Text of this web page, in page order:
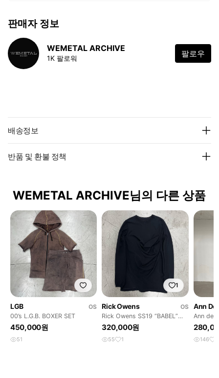
판매자 정보
WEMETAL ARCHIVE
1K 팔로워 팔로우
배송정보
반품 및 환불 정책
WEMETAL ARCHIVE님의 다른 상품
LGB
OS
00’s L.G.B. BOXER SET
450,000원
51
1
Rick Owens
OS
Rick Owens SS19 “BABEL”
Drape Knit
320,000원
55 1
Ann
Ann
(34)
146